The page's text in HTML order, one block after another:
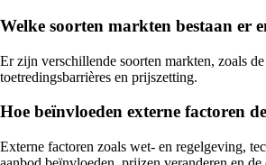
Welke soorten markten bestaan er
Er zijn verschillende soorten markten, zoals
toetredingsbarrières en prijszetting.
Hoe beïnvloeden externe factoren
Externe factoren zoals wet- en regelgeving,